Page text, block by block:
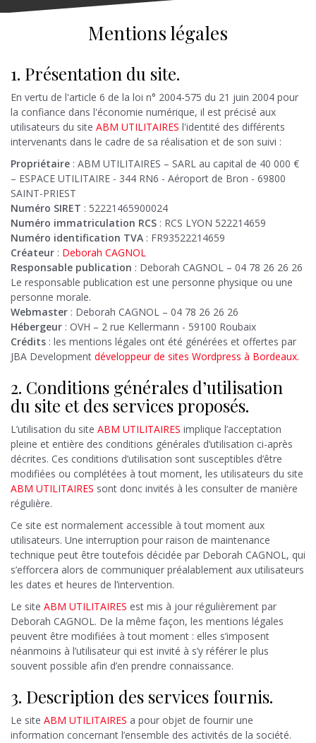
Mentions légales
1. Présentation du site.
En vertu de l'article 6 de la loi n° 2004-575 du 21 juin 2004 pour
la confiance dans l'économie numérique, il est précisé aux
utilisateurs du site ABM UTILITAIRES l'identité des différents
intervenants dans le cadre de sa réalisation et de son suivi :
Propriétaire : ABM UTILITAIRES – SARL au capital de 40 000 €
– ESPACE UTILITAIRE - 344 RN6 - Aéroport de Bron - 69800
SAINT-PRIEST
Numéro SIRET : 52221465900024
Numéro immatriculation RCS : RCS LYON 522214659
Numéro identification TVA : FR93522214659
Créateur : Deborah CAGNOL
Responsable publication : Deborah CAGNOL – 04 78 26 26 26
Le responsable publication est une personne physique ou une
personne morale.
Webmaster : Deborah CAGNOL – 04 78 26 26 26
Hébergeur : OVH – 2 rue Kellermann - 59100 Roubaix
Crédits : les mentions légales ont été générées et offertes par
JBA Development développeur de sites Wordpress à Bordeaux.
2. Conditions générales d’utilisation
du site et des services proposés.
L’utilisation du site ABM UTILITAIRES implique l’acceptation
pleine et entière des conditions générales d’utilisation ci-après
décrites. Ces conditions d’utilisation sont susceptibles d’être
modifiées ou complétées à tout moment, les utilisateurs du site
ABM UTILITAIRES sont donc invités à les consulter de manière
régulière.
Ce site est normalement accessible à tout moment aux
utilisateurs. Une interruption pour raison de maintenance
technique peut être toutefois décidée par Deborah CAGNOL, qui
s’efforcera alors de communiquer préalablement aux utilisateurs
les dates et heures de l’intervention.
Le site ABM UTILITAIRES est mis à jour régulièrement par
Deborah CAGNOL. De la même façon, les mentions légales
peuvent être modifiées à tout moment : elles s’imposent
néanmoins à l’utilisateur qui est invité à s’y référer le plus
souvent possible afin d’en prendre connaissance.
3. Description des services fournis.
Le site ABM UTILITAIRES a pour objet de fournir une
information concernant l’ensemble des activités de la société.